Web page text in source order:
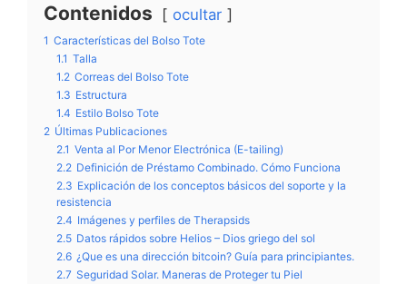
Contenidos ocultar
1 Características del Bolso Tote
1.1 Talla
1.2 Correas del Bolso Tote
1.3 Estructura
1.4 Estilo Bolso Tote
2 Últimas Publicaciones
2.1 Venta al Por Menor Electrónica (E-tailing)
2.2 Definición de Préstamo Combinado. Cómo Funciona
2.3 Explicación de los conceptos básicos del soporte y la
resistencia
2.4 Imágenes y perfiles de Therapsids
2.5 Datos rápidos sobre Helios – Dios griego del sol
2.6 ¿Que es una dirección bitcoin? Guía para principiantes.
2.7 Seguridad Solar. Maneras de Proteger tu Piel